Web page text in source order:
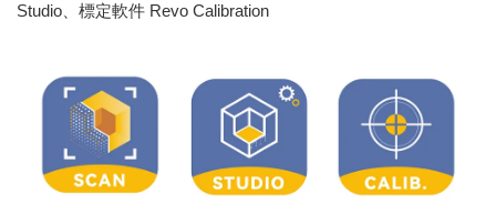
Studio、標定軟件 Revo Calibration